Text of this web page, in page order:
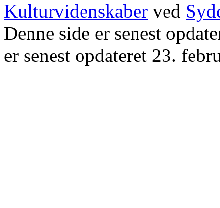
Kulturvidenskaber ved
Denne side er senest
er senest opdateret 23.